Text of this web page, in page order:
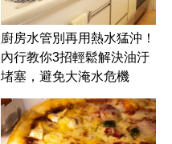
廚房水管別再用熱水猛沖！
內行教你3招輕鬆解決油汙
堵塞，避免大淹水危機